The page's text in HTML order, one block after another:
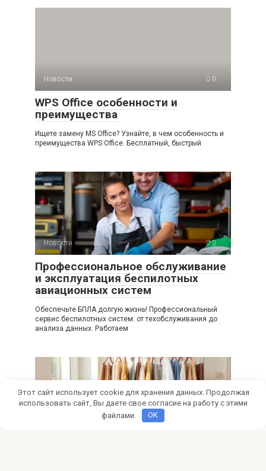
Новости 0
WPS Office особенности и
преимущества
Ищете замену MS Office? Узнайте, в чем особенность и
преимущества WPS Office. Бесплатный, быстрый
Новости 0
Профессиональное обслуживание
и эксплуатация беспилотных
авиационных систем
Обеспечьте БПЛА долгую жизнь! Профессиональный
сервис беспилотных систем: от техобслуживания до
анализа данных. Работаем
Этот сайт использует cookie для хранения данных. Продолжая
использовать сайт, Вы даете свое согласие на работу с этими
файлами.
OK